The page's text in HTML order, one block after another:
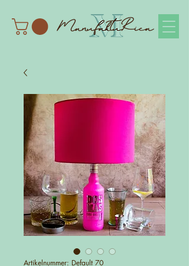
Artikelnummer: Default 70